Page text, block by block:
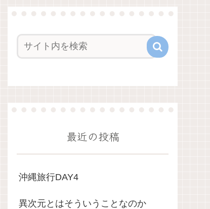
最近の投稿
沖縄旅行DAY4
異次元とはそういうことなのか